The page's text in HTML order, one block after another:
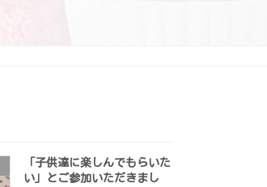
「子供達に楽しんでもらいた
い」とご参加いただきまし